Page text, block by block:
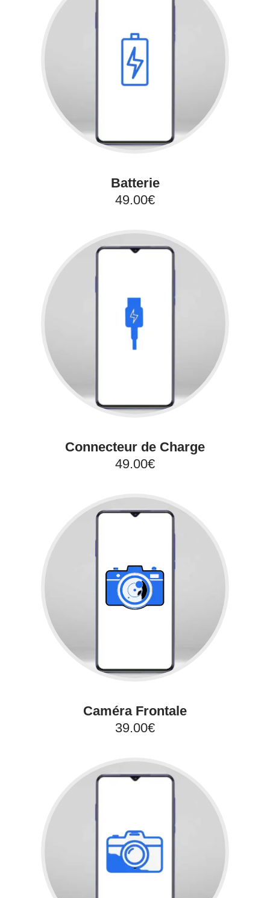
Batterie
49.00€
Connecteur de Charge
49.00€
Caméra Frontale
39.00€